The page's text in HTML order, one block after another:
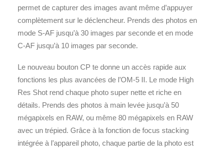
permet de capturer des images avant même d’appuyer
complètement sur le déclencheur. Prends des photos en
mode S-AF jusqu’à 30 images par seconde et en mode
C-AF jusqu’à 10 images par seconde.
Le nouveau bouton CP te donne un accès rapide aux
fonctions les plus avancées de l’OM-5 II. Le mode High
Res Shot rend chaque photo super nette et riche en
détails. Prends des photos à main levée jusqu’à 50
mégapixels en RAW, ou même 80 mégapixels en RAW
avec un trépied. Grâce à la fonction de focus stacking
intégrée à l’appareil photo, chaque partie de la photo est